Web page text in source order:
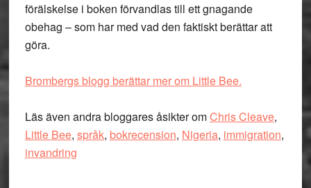
förälskelse i boken förvandlas till ett gnagande
obehag – som har med vad den faktiskt berättar att
göra.
Brombergs blogg berättar mer om Little Bee.
Läs även andra bloggares åsikter omChris Cleave,
Little Bee, språk, bokrecension, Nigeria, immigration,
invandring